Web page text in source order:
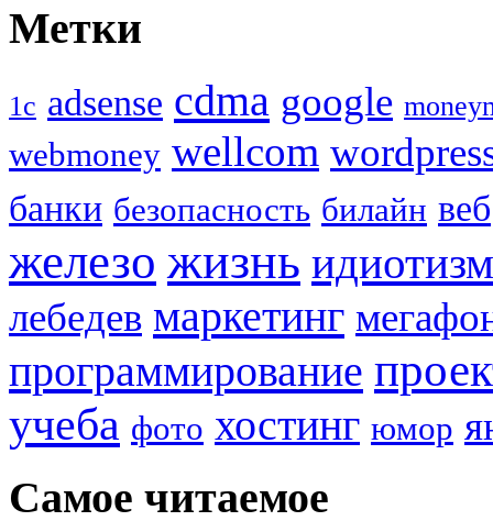
Метки
1с adsense cdma google
webmoney wellcom
банки безопасность билайн веб
железо жизнь идиотизм
лебедев маркетинг
программирование
учеба фото хостинг юмор
Самое читаемое